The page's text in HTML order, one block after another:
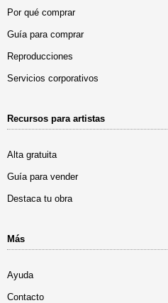
Por qué comprar
Guía para comprar
Reproducciones
Servicios corporativos
Recursos para artistas
Alta gratuita
Guía para vender
Destaca tu obra
Más
Ayuda
Contacto